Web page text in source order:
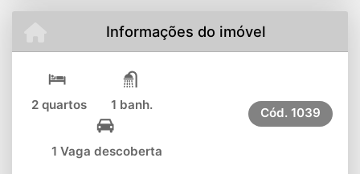
Informações do imóvel
2 quartos 1 banh.
1 Vaga descoberta
Cód. 1039